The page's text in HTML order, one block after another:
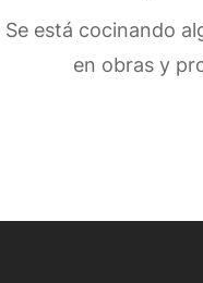
Se está cocinando
en obras y